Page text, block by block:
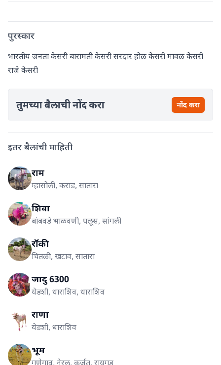
पुरस्कार
भारतीय जनता केसरी बारामती केसरी सरदार होळ केसरी मावळ केसरी
राजे केसरी
तुमच्या बैलाची नोंद करा नोंद करा
इतर बैलांची माहिती
राम
म्हासोली, कराड, सातारा
शिवा
बांबवडे भाळवणी, पलूस, सांगली
रॉकी
चितळी, खटाव, सातारा
जादु 6300
येडशी, धाराशिव, धाराशिव
राणा
येडशी, धाराशिव
भूम
गणेगाव, नेरल, कर्जत, रायगड